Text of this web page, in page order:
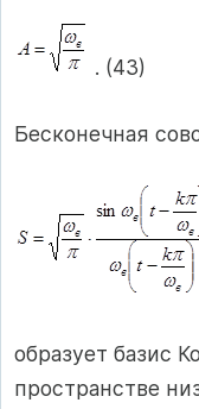
. (43)
Бесконечная
образует базис
пространстве